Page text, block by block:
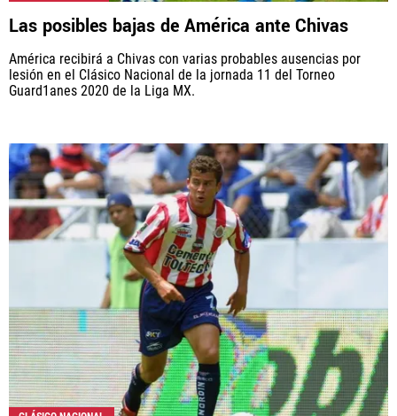
Las posibles bajas de América ante Chivas
América recibirá a Chivas con varias probables ausencias por
lesión en el Clásico Nacional de la jornada 11 del Torneo
Guard1anes 2020 de la Liga MX.